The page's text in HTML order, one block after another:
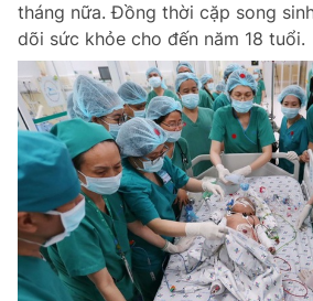
Phát triển bởi ePi Technologies, JSC.
tháng nữa. Đồng thời cặp song
dõi sức khỏe cho đến năm 18 tuổi.